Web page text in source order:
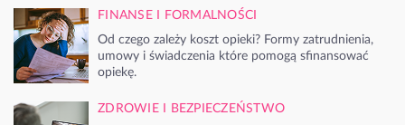
FINANSE I FORMALNOŚCI
Od czego zależy koszt opieki? Formy zatrudnienia,
umowy i świadczenia które pomogą sfinansować
opiekę.
ZDROWIE I BEZPIECZEŃSTWO